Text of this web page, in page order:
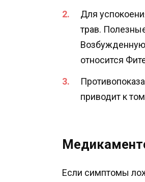
Для
трав.
относится
приводит к
Если симптомы